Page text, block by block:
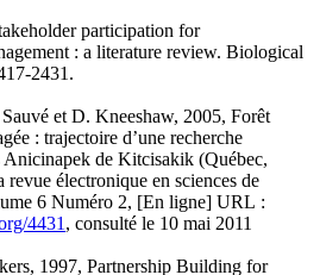
participation for
: a literature review. Biological
2431.
et D. Kneeshaw, 2005, Forêt
: trajectoire d’une recherche
Anicinapek de Kitcisakik (Québec,
électronique en sciences de
6 Numéro 2, [En ligne] URL :
4431 , consulté le 10 mai 2011
1997, Partnership Building for